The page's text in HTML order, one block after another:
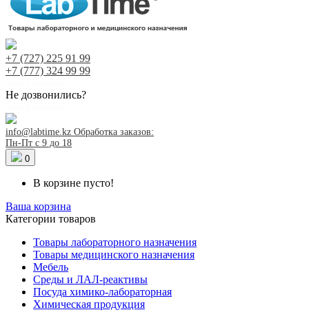
+7 (727) 225 91 99
+7 (777) 324 99 99
Не дозвонились?
info@labtime.kz Обработка заказов:
Пн-Пт с 9 до 18
0
В корзине пусто!
Ваша корзина
Категории товаров
Товары лабораторного назначения
Товары медицинского назначения
Мебель
Среды и ЛАЛ-реактивы
Посуда химико-лабораторная
Химическая продукция